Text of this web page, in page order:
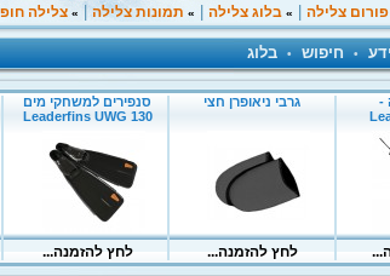
פורום צלילה » בלוג צלילה » תמונות צלילה » צלילה
• חיפוש • בלוג